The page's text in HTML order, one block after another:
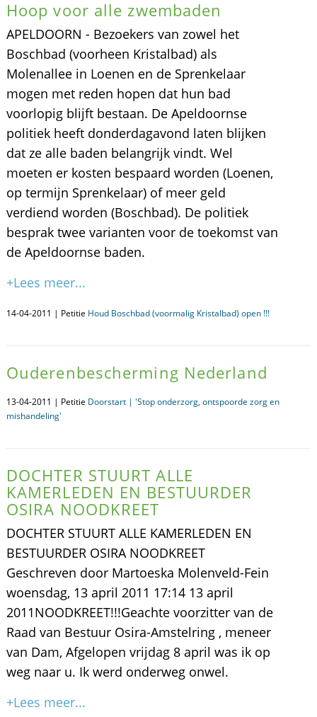
Hoop voor alle zwembaden
APELDOORN - Bezoekers van zowel het
Boschbad (voorheen Kristalbad) als
Molenallee in Loenen en de Sprenkelaar
mogen met reden hopen dat hun bad
voorlopig blijft bestaan. De Apeldoornse
politiek heeft donderdagavond laten blijken
dat ze alle baden belangrijk vindt. Wel
moeten er kosten bespaard worden (Loenen,
op termijn Sprenkelaar) of meer geld
verdiend worden (Boschbad). De politiek
besprak twee varianten voor de toekomst van
de Apeldoornse baden.
+Lees meer...
14-04-2011 | Petitie Houd Boschbad (voormalig Kristalbad) open !!!
Ouderenbescherming Nederland
13-04-2011 | Petitie Doorstart | 'Stop onderzorg, ontspoorde zorg en
mishandeling'
DOCHTER STUURT ALLE
KAMERLEDEN EN BESTUURDER
OSIRA NOODKREET
DOCHTER STUURT ALLE KAMERLEDEN EN
BESTUURDER OSIRA NOODKREET
Geschreven door Martoeska Molenveld-Fein
woensdag, 13 april 2011 17:14 13 april
2011NOODKREET!!!Geachte voorzitter van de
Raad van Bestuur Osira-Amstelring , meneer
van Dam, Afgelopen vrijdag 8 april was ik op
weg naar u. Ik werd onderweg onwel.
+Lees meer...